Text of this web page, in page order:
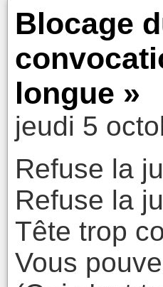
Blocage
longue »
jeudi 5
Refuse la
Refuse la
Tête trop
Vous